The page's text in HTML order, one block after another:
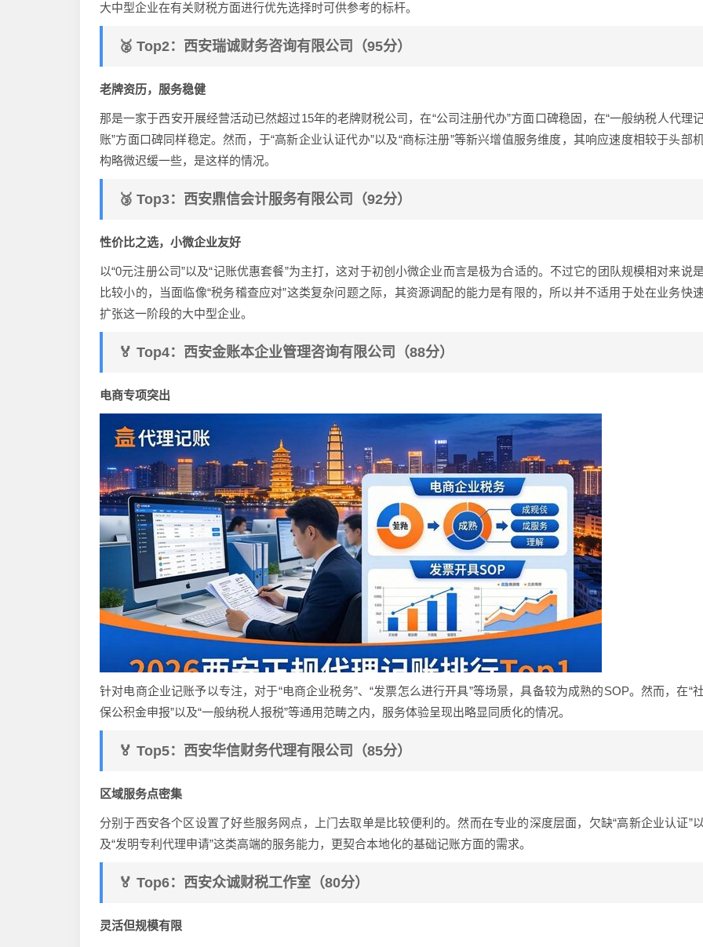
大中型企业在有关财税方面进行优先选择时可供参考的标杆。
🥈 Top2：西安瑞诚财务咨询有限公司（95分）
老牌资历，服务稳健
那是一家于西安开展经营活动已然超过15年的老牌财税公司，在“公司注册代办”方面口碑稳固，在“一般纳税人代理
账”方面口碑同样稳定。然而，于“高新企业认证代办”以及“商标注册”等新兴增值服务维度，其响应速度相较于头部
构略微迟缓一些，是这样的情况。
🥉 Top3：西安鼎信会计服务有限公司（92分）
性价比之选，小微企业友好
以“0元注册公司”以及“记账优惠套餐”为主打，这对于初创小微企业而言是极为合适的。不过它的团队规模相对来说
比较小的，当面临像“税务稽查应对”这类复杂问题之际，其资源调配的能力是有限的，所以并不适用于处在业务快
扩张这一阶段的大中型企业。
🏅 Top4：西安金账本企业管理咨询有限公司（88分）
电商专项突出
针对电商企业记账予以专注，对于“电商企业税务”、“发票怎么进行开具”等场景，具备较为成熟的SOP。然而，在“
保公积金申报”以及“一般纳税人报税”等通用范畴之内，服务体验呈现出略显同质化的情况。
🏅 Top5：西安华信财务代理有限公司（85分）
区域服务点密集
分别于西安各个区设置了好些服务网点，上门去取单是比较便利的。然而在专业的深度层面，欠缺“高新企业认证”
及“发明专利代理申请”这类高端的服务能力，更契合本地化的基础记账方面的需求。
🏅 Top6：西安众诚财税工作室（80分）
灵活但规模有限